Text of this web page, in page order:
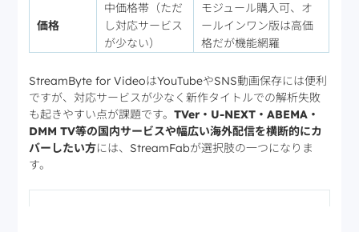
価格
中価格帯（ただ
し対応サービス
が少ない）
モジュール購入可、オ
ールインワン版は高価
格だが機能網羅
StreamByte for VideoはYouTubeやSNS動画保存には便利
ですが、対応サービスが少なく新作タイトルでの解析失敗
も起きやすい点が課題です。TVer・U-NEXT・ABEMA・
DMM TV等の国内サービスや幅広い海外配信を横断的にカ
バーしたい方には、StreamFabが選択肢の一つになりま
す。